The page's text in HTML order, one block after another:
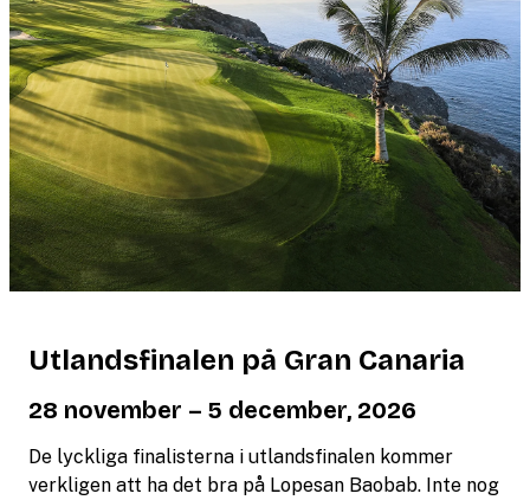
Utlandsfinalen på Gran Canaria
28 november – 5 december, 2026
De lyckliga finalisterna i utlandsfinalen kommer
verkligen att ha det bra på Lopesan Baobab. Inte nog